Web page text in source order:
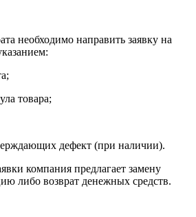
необходимо направить заявку на
товара;
дефект (при наличии).
компания предлагает замену
либо возврат денежных средств.